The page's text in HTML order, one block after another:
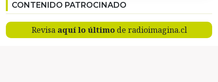
CONTENIDO PATROCINADO
Revisa aquí lo últimode radioimagina.cl